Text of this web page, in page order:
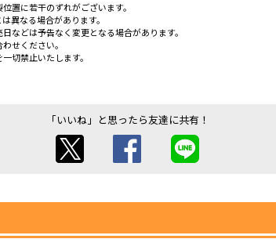
置に若干のずれがございます。
異なる場合があります。
などは予告なく変更となる場合があります。
せください。
切禁止いたします。
「いいね」と思ったら友達に共有！